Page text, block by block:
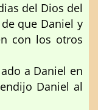
del Dios del
que Daniel y
con los otros
a Daniel en
Daniel al